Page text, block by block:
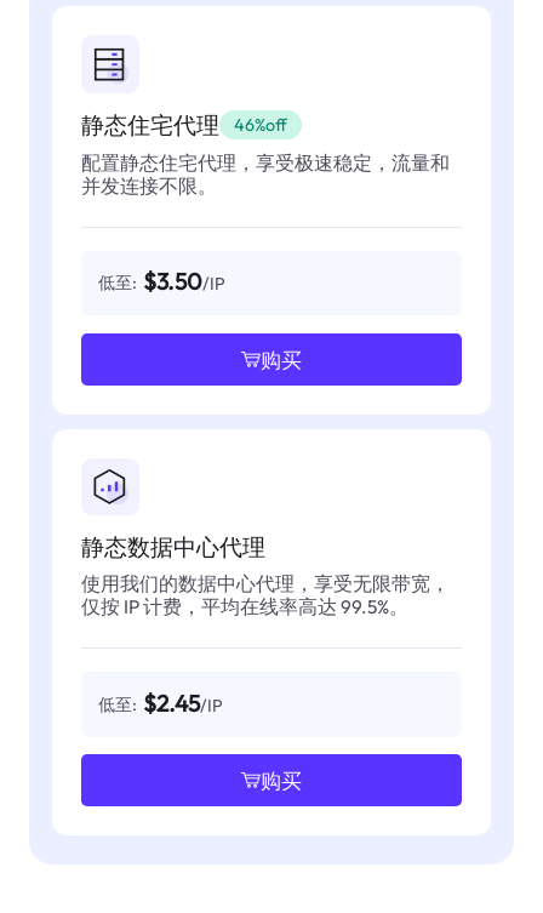
静态住宅代理 46%off
配置静态住宅代理，享受极速稳定，流量和
并发连接不限。
低至: $3.50/IP
购买
静态数据中心代理
使用我们的数据中心代理，享受无限带宽，
仅按 IP 计费，平均在线率高达 99.5%。
低至: $2.45/IP
购买